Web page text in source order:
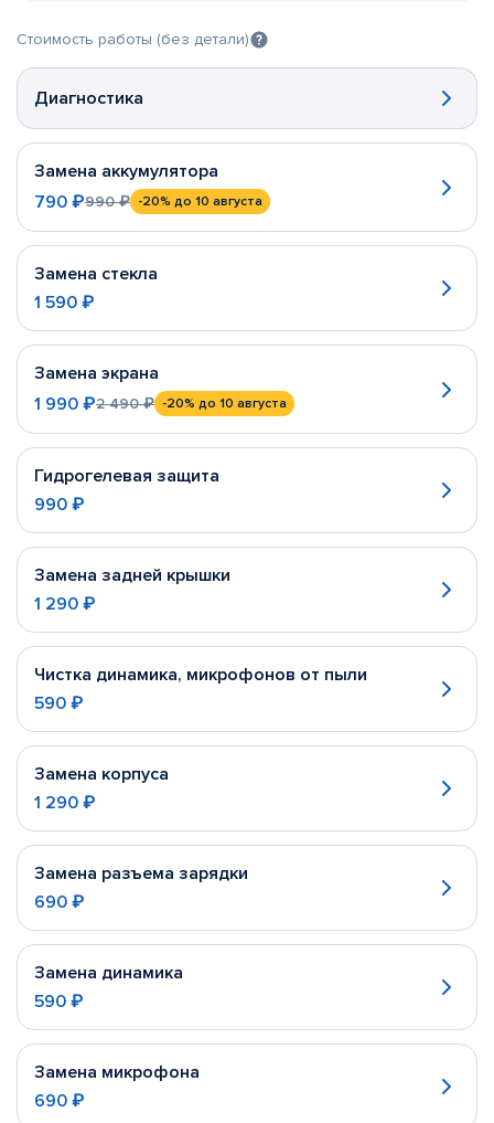
Стоимость работы (без детали)
Диагностика
Замена аккумулятора
790 ₽990 ₽ -20% до 10 августа
Замена стекла
1 590 ₽
Замена экрана
1 990 ₽2 490 ₽ -20% до 10 августа
Гидрогелевая защита
990 ₽
Замена задней крышки
1 290 ₽
Чистка динамика, микрофонов от пыли
590 ₽
Замена корпуса
1 290 ₽
Замена разъема зарядки
690 ₽
Замена динамика
590 ₽
Замена микрофона
690 ₽